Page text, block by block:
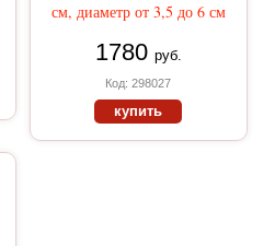
см, диаметр от 3,5 до 6 см
1780 руб.
Код: 298027
купить